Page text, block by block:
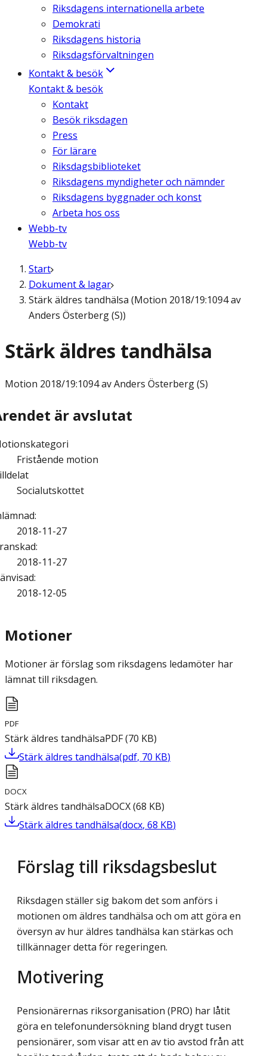
Riksdagens internationella arbete
Demokrati
Riksdagens historia
Riksdagsförvaltningen
Kontakt & besök
Kontakt & besök
Kontakt
Besök riksdagen
Press
För lärare
Riksdagsbiblioteket
Riksdagens myndigheter och nämnder
Riksdagens byggnader och konst
Arbeta hos oss
Webb-tv
Webb-tv
Start
Dokument & lagar
Stärk äldres tandhälsa (Motion 2018/19:1094 av
Anders Österberg (S))
Stärk äldres tandhälsa
Motion 2018/19:1094 av Anders Österberg (S)
är avslutat
Fristående motion
Socialutskottet
:
2018-11-27
:
2018-11-27
:
2018-12-05
Motioner
Motioner är förslag som riksdagens ledamöter har
lämnat till riksdagen.
PDF
Stärk äldres tandhälsaPDF(70 KB)
Stärk äldres tandhälsa(pdf, 70 KB)
DOCX
Stärk äldres tandhälsaDOCX(68 KB)
Stärk äldres tandhälsa(docx, 68 KB)
Förslag till riksdagsbeslut
Riksdagen ställer sig bakom det som anförs i
motionen om äldres tandhälsa och om att göra en
översyn av hur äldres tandhälsa kan stärkas och
tillkännager detta för regeringen.
Motivering
Pensionärernas riksorganisation (PRO) har låtit
göra en telefonundersökning bland drygt tusen
pensionärer, som visar att en av tio avstod från att